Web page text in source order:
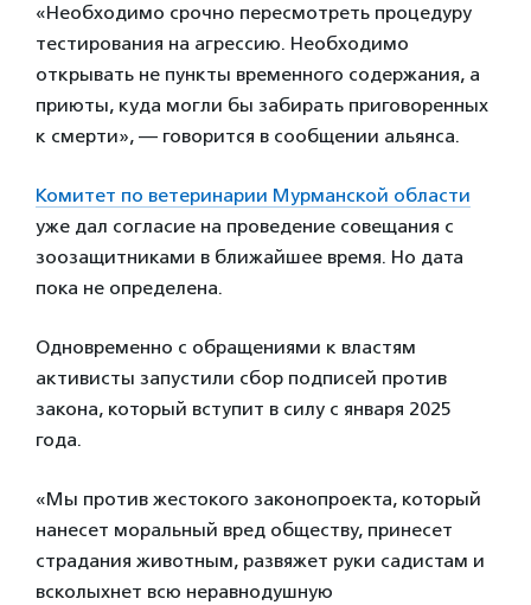
«Необходимо срочно пересмотреть процедуру
тестирования на агрессию. Необходимо
открывать не пункты временного содержания, а
приюты, куда могли бы забирать приговоренных
к смерти», — говорится в сообщении альянса.
Комитет по ветеринарии Мурманской области
уже дал согласие на проведение совещания с
зоозащитниками в ближайшее время. Но дата
пока не определена.
Одновременно с обращениями к властям
активисты запустили сбор подписей против
закона, который вступит в силу с января 2025
года.
«Мы против жестокого законопроекта, который
нанесет моральный вред обществу, принесет
страдания животным, развяжет руки садистам и
всколыхнет всю неравнодушную